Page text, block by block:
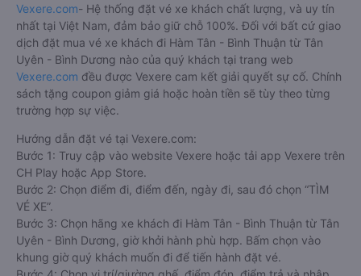
Vexere.com- Hệ thống đặt vé xe khách chất lượng, và uy tín
nhất tại Việt Nam, đảm bảo giữ chỗ 100%. Đối với bất cứ giao
dịch đặt mua vé xe khách đi Hàm Tân - Bình Thuận từ Tân
Uyên - Bình Dương nào của quý khách tại trang web
Vexere.com đều được Vexere cam kết giải quyết sự cố. Chính
sách tặng coupon giảm giá hoặc hoàn tiền sẽ tùy theo từng
trường hợp sự việc.
Hướng dẫn đặt vé tại Vexere.com:
Bước 1: Truy cập vào website Vexere hoặc tải app Vexere trên
CH Play hoặc App Store.
Bước 2: Chọn điểm đi, điểm đến, ngày đi, sau đó chọn “TÌM
VÉ XE”.
Bước 3: Chọn hãng xe khách đi Hàm Tân - Bình Thuận từ Tân
Uyên - Bình Dương, giờ khởi hành phù hợp. Bấm chọn vào
khung giờ quý khách muốn đi để tiến hành đặt vé.